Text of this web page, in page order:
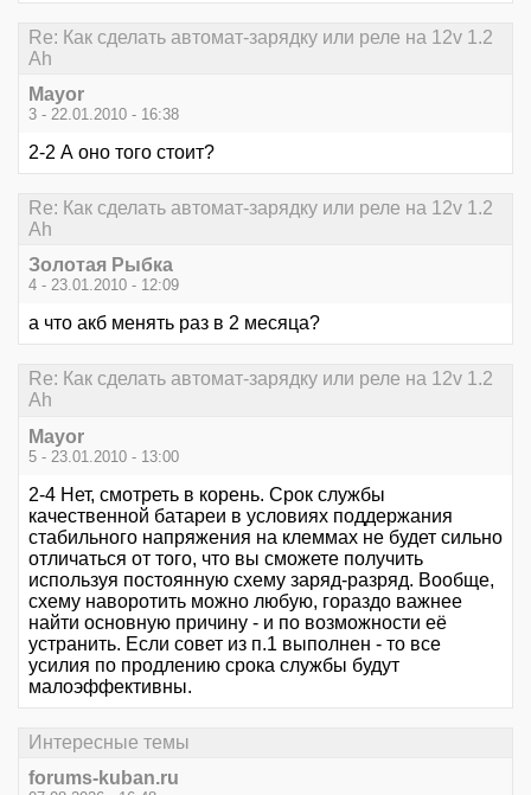
Re: Как сделать автомат-зарядку или реле на 12v 1.2
Ah
Mayor
3 - 22.01.2010 - 16:38
2-2 А оно того стоит?
Re: Как сделать автомат-зарядку или реле на 12v 1.2
Ah
Золотая Рыбка
4 - 23.01.2010 - 12:09
а что акб менять раз в 2 месяца?
Re: Как сделать автомат-зарядку или реле на 12v 1.2
Ah
Mayor
5 - 23.01.2010 - 13:00
2-4 Нет, смотреть в корень. Срок службы
качественной батареи в условиях поддержания
стабильного напряжения на клеммах не будет сильно
отличаться от того, что вы сможете получить
используя постоянную схему заряд-разряд. Вообще,
схему наворотить можно любую, гораздо важнее
найти основную причину - и по возможности её
устранить. Если совет из п.1 выполнен - то все
усилия по продлению срока службы будут
малоэффективны.
Интересные темы
forums-kuban.ru